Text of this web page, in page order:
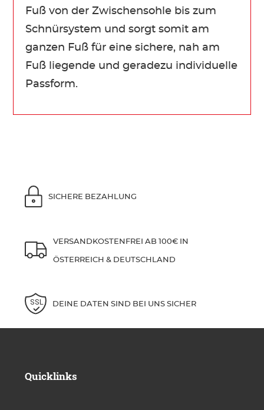
Fuß von der Zwischensohle bis zum
Schnürsystem und sorgt somit am
ganzen Fuß für eine sichere, nah am
Fuß liegende und geradezu individuelle
Passform.
SICHERE BEZAHLUNG
VERSANDKOSTENFREI AB 100€ IN
ÖSTERREICH & DEUTSCHLAND
DEINE DATEN SIND BEI UNS SICHER
Quicklinks